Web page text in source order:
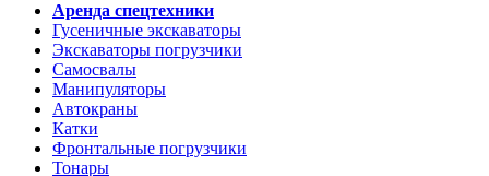
Аренда спецтехники
Гусеничные экскаваторы
Экскаваторы погрузчики
Самосвалы
Манипуляторы
Автокраны
Катки
Фронтальные погрузчики
Тонары